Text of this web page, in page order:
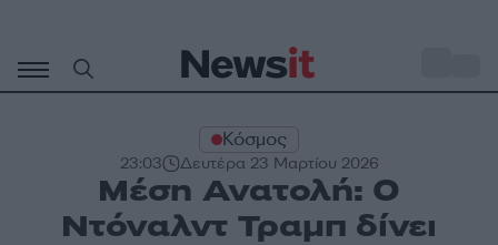
περιεχόμενο
Κόσμος
23:03 Δευτέρα 23 Μαρτίου 2026
Μέση Ανατολή: Ο
Ντόναλντ Τραμπ δίνει